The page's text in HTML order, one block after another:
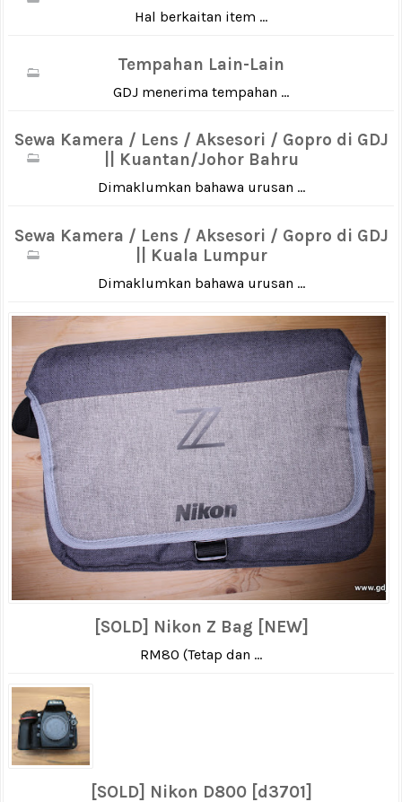
Hal berkaitan item ...
Tempahan Lain-Lain
GDJ menerima tempahan ...
Sewa Kamera / Lens / Aksesori / Gopro di GDJ
|| Kuantan/Johor Bahru
Dimaklumkan bahawa urusan ...
Sewa Kamera / Lens / Aksesori / Gopro di GDJ
|| Kuala Lumpur
Dimaklumkan bahawa urusan ...
[SOLD] Nikon Z Bag [NEW]
RM80 (Tetap dan ...
[SOLD] Nikon D800 [d3701]